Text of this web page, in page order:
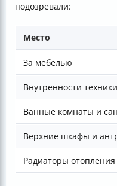
подозревали:
Место
За мебелью
Внутренности техники
Ванные комнаты и
Верхние шкафы и
Радиаторы отопления